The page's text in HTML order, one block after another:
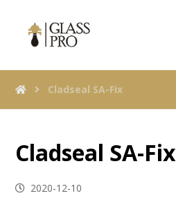
Cladseal SA-Fix
Cladseal SA-Fix
2020-12-10